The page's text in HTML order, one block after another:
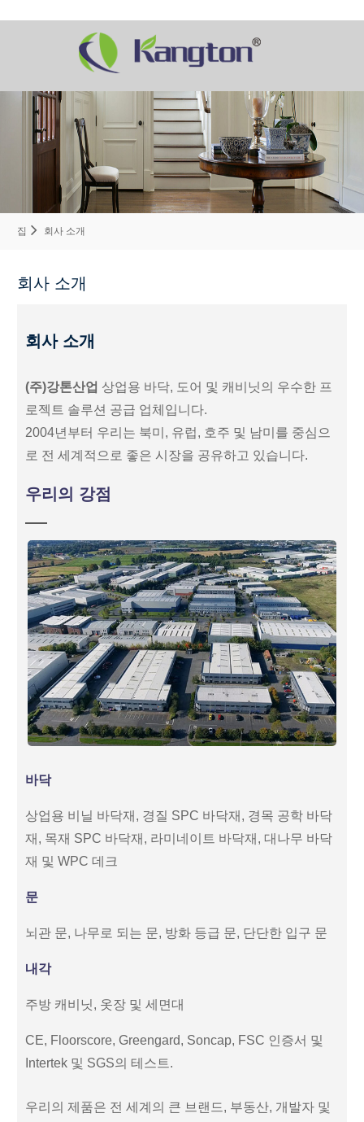
집 회사 소개
회사 소개
회사 소개
(주)강톤산업 상업용 바닥, 도어 및 캐비닛의 우수한 프
로젝트 솔루션 공급 업체입니다.
2004년부터 우리는 북미, 유럽, 호주 및 남미를 중심으
로 전 세계적으로 좋은 시장을 공유하고 있습니다.
우리의 강점
바닥
상업용 비닐 바닥재, 경질 SPC 바닥재, 경목 공학 바닥
재, 목재 SPC 바닥재, 라미네이트 바닥재, 대나무 바닥
재 및 WPC 데크
문
뇌관 문, 나무로 되는 문, 방화 등급 문, 단단한 입구 문
내각
주방 캐비닛, 옷장 및 세면대
CE, Floorscore, Greengard, Soncap, FSC 인증서 및
Intertek 및 SGS의 테스트.
우리의 제품은 전 세계의 큰 브랜드, 부동산, 개발자 및